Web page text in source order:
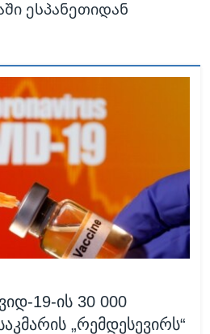
ესპანეთიდან
19-ის 30 000
„რემდესევირს“